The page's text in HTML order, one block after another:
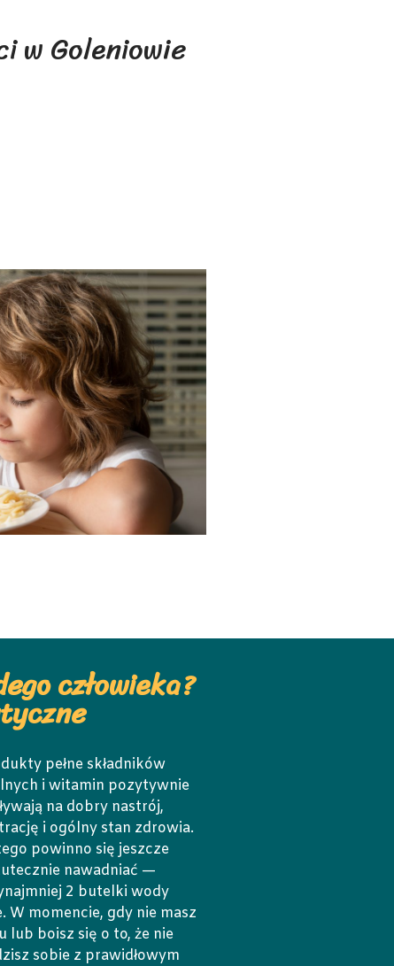
w Goleniowie
człowieka?
pełne składników
i witamin pozytywnie
na dobry nastrój,
i ogólny stan zdrowia.
powinno się jeszcze
nawadniać —
2 butelki wody
W momencie, gdy nie masz
lub boisz się o to, że nie
sobie z prawidłowym